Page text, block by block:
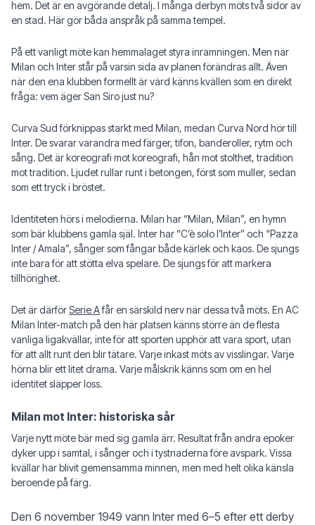
hem. Det är en avgörande detalj. I många derbyn möts två sidor av
en stad. Här gör båda anspråk på samma tempel.
På ett vanligt möte kan hemmalaget styra inramningen. Men när
Milan och Inter står på varsin sida av planen förändras allt. Även
när den ena klubben formellt är värd känns kvällen som en direkt
fråga: vem äger San Siro just nu?
Curva Sud förknippas starkt med Milan, medan Curva Nord hör till
Inter. De svarar varandra med färger, tifon, banderoller, rytm och
sång. Det är koreografi mot koreografi, hån mot stolthet, tradition
mot tradition. Ljudet rullar runt i betongen, först som muller, sedan
som ett tryck i bröstet.
Identiteten hörs i melodierna. Milan har “Milan, Milan”, en hymn
som bär klubbens gamla själ. Inter har “C’è solo l’Inter” och “Pazza
Inter / Amala”, sånger som fångar både kärlek och kaos. De sjungs
inte bara för att stötta elva spelare. De sjungs för att markera
tillhörighet.
Det är därförSerie Afår en särskild nerv när dessa två möts. En AC
Milan Inter-match på den här platsen känns större än de flesta
vanliga ligakvällar, inte för att sporten upphör att vara sport, utan
för att allt runt den blir tätare. Varje inkast möts av visslingar. Varje
hörna blir ett litet drama. Varje målskrik känns som om en hel
identitet släpper loss.
Milan mot Inter: historiska sår
Varje nytt möte bär med sig gamla ärr. Resultat från andra epoker
dyker upp i samtal, i sånger och i tystnaderna före avspark. Vissa
kvällar har blivit gemensamma minnen, men med helt olika känsla
beroende på färg.
Den 6 november 1949 vann Inter med 6–5 efter ett derby